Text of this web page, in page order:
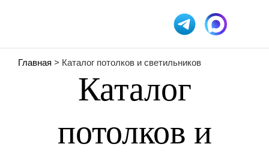
Главная > Каталог потолков и светильников
Каталог
потолков и